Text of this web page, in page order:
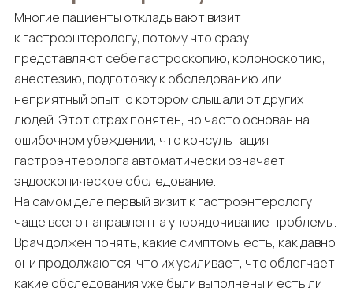
Многие пациенты откладывают визит
к гастроэнтерологу, потому что сразу
представляют себе гастроскопию, колоноскопию,
анестезию, подготовку к обследованию или
неприятный опыт, о котором слышали от других
людей. Этот страх понятен, но часто основан на
ошибочном убеждении, что консультация
гастроэнтеролога автоматически означает
эндоскопическое обследование.
На самом деле первый визит к гастроэнтерологу
чаще всего направлен на упорядочивание проблемы.
Врач должен понять, какие симптомы есть, как давно
они продолжаются, что их усиливает, что облегчает,
какие обследования уже были выполнены и есть ли